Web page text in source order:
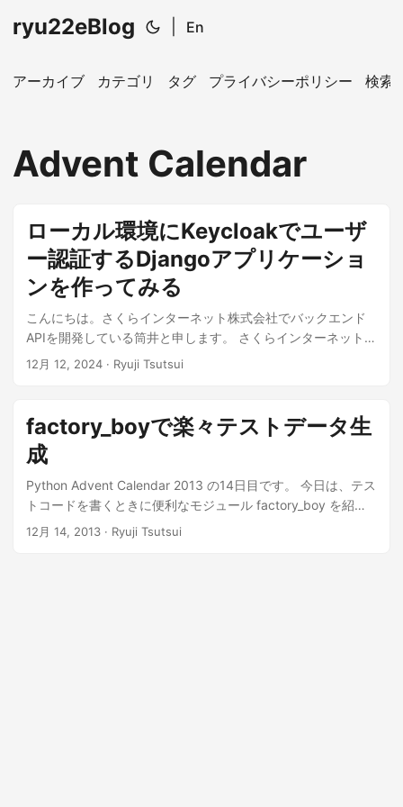
ryu22eBlog En
アーカイブ カテゴリ タグ プライバシーポリシー 検索
Advent Calendar
ローカル環境にKeycloakでユーザ
ー認証するDjangoアプリケーショ
ンを作ってみる
こんにちは。さくらインターネット株式会社でバックエンド
APIを開発している筒井と申します。 さくらインターネット -
Qiita Advent Calendar 2024 12日目の記事は、 ローカル環境
します。 Keycloak + Djangoの組み合わせは結構ニッチなの
で日本語の情報が少ないですが、社内向けシステムを構築す
る際に役立つ場合があるので、 この機会に知見として共有し
嵌りポイントと解決方法についても紹介します。 本記事の対
象は、Djangoの基本的な知識があって、自分でDjangoアプリ
ケーションを作ったことがある方です。 Keycloakは知らなく
12月 12, 2024 · Ryuji Tsutsui
factory_boyで楽々テストデータ生
成
Python Advent Calendar 2013 の14日目です。 今日は、テス
トコードを書くときに便利なモジュール factory_boy を紹介
します。 なお、この記事のサンプルコードは以下の環境で動
12月 14, 2013 · Ryuji Tsutsui